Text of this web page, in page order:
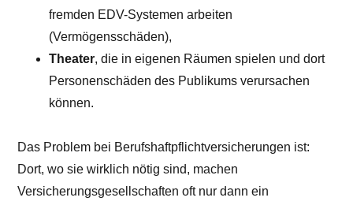
fremden EDV-Systemen arbeiten
(Vermögensschäden),
Theater, die in eigenen Räumen spielen und dort
Personenschäden des Publikums verursachen
können.
Das Problem bei Berufshaftpflichtversicherungen ist:
Dort, wo sie wirklich nötig sind, machen
Versicherungsgesellschaften oft nur dann ein